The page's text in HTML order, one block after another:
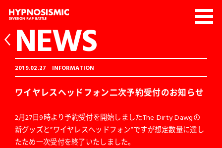
NEWS
2019.02.27 INFORMATION
ワイヤレスヘッドフォン二次予約受付のお知らせ
2月27日9時より予約受付を開始しましたThe Dirty Dawgの
新グッズと”ワイヤレスヘッドフォン”ですが想定数量に達し
たため一次受付を終了いたしました。